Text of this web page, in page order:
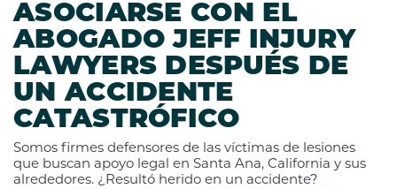
ASOCIARSE CON EL
ABOGADO JEFF INJURY
LAWYERS DESPUÉS DE
UN ACCIDENTE
CATASTRÓFICO
Somos firmes defensores de las víctimas de lesiones
que buscan apoyo legal en Santa Ana, California y sus
alrededores. ¿Resultó herido en un accidente?